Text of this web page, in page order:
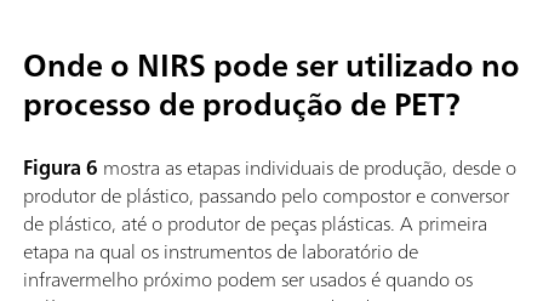
Onde o NIRS pode ser utilizado no
processo de produção de PET?
Figura 6 mostra as etapas individuais de produção, desde o
produtor de plástico, passando pelo compostor e conversor
de plástico, até o produtor de peças plásticas. A primeira
etapa na qual os instrumentos de laboratório de
infravermelho próximo podem ser usados é quando os